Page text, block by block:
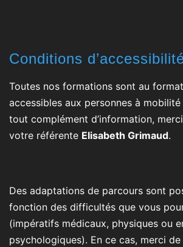
Conditions
Toutes nos formations sont au
accessibles aux personnes à
tout complément d’information,
votre référente Elisabeth Grimaud.
Des adaptations de parcours sont
fonction des difficultés que vous
(impératifs médicaux, physiques ou
psychologiques). En ce cas, merci